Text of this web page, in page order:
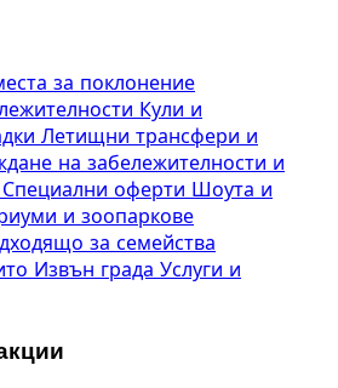
за поклонение
Кули и
Летищни трансфери и
на забележителности и
Специални оферти Шоута и
и зоопаркове
за семейства
Извън града Услуги и